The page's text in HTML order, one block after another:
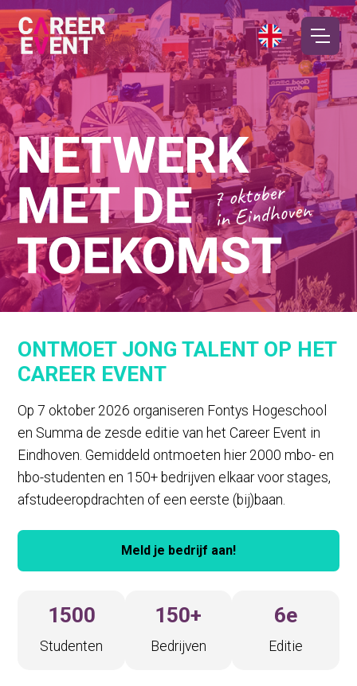
ONTMOET JONG TALENT OP HET
CAREER EVENT
Op 7 oktober 2026 organiseren Fontys Hogeschool
en Summa de zesde editie van het Career Event in
Eindhoven. Gemiddeld ontmoeten hier 2000 mbo- en
hbo-studenten en 150+ bedrijven elkaar voor stages,
afstudeeropdrachten of een eerste (bij)baan.
Meld je bedrijf aan!
1500
Studenten
150+
Bedrijven
6e
Editie